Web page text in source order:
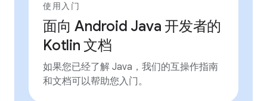
使用入门
面向 Android Java 开发者的
Kotlin 文档
如果您已经了解 Java，我们的互操作指南
和文档可以帮助您入门。